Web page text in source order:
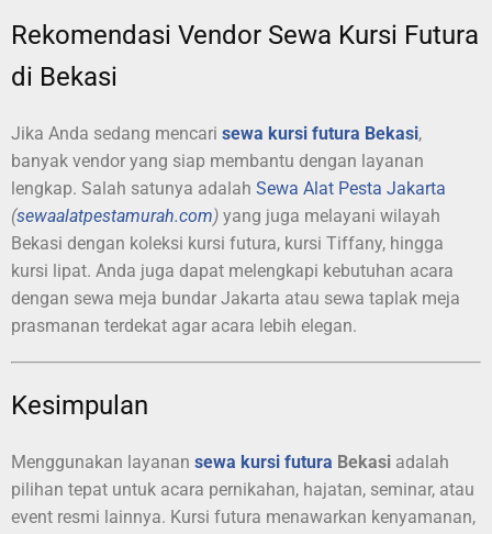
Rekomendasi Vendor Sewa Kursi Futura
di Bekasi
Jika Anda sedang mencari sewa kursi futura Bekasi,
banyak vendor yang siap membantu dengan layanan
lengkap. Salah satunya adalah Sewa Alat Pesta Jakarta
(sewaalatpestamurah.com) yang juga melayani wilayah
Bekasi dengan koleksi kursi futura, kursi Tiffany, hingga
kursi lipat. Anda juga dapat melengkapi kebutuhan acara
dengan sewa meja bundar Jakarta atau sewa taplak meja
prasmanan terdekat agar acara lebih elegan.
Kesimpulan
Menggunakan layanan sewa kursi futura Bekasi adalah
pilihan tepat untuk acara pernikahan, hajatan, seminar, atau
event resmi lainnya. Kursi futura menawarkan kenyamanan,